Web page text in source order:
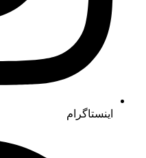
اینستاگرام